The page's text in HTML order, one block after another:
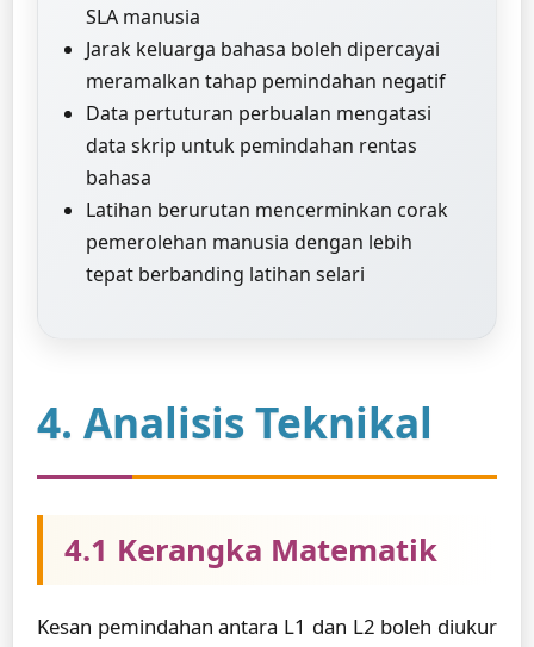
SLA manusia
Jarak keluarga bahasa boleh dipercayai
meramalkan tahap pemindahan negatif
Data pertuturan perbualan mengatasi
data skrip untuk pemindahan rentas
bahasa
Latihan berurutan mencerminkan corak
pemerolehan manusia dengan lebih
tepat berbanding latihan selari
4. Analisis Teknikal
4.1 Kerangka Matematik
Kesan pemindahan antara L1 dan L2 boleh diukur